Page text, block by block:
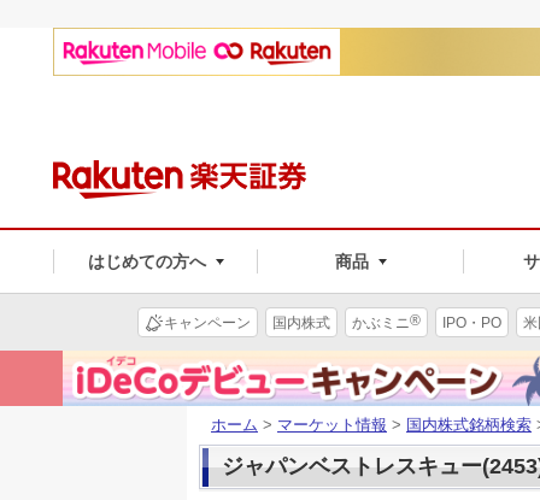
はじめての方へ 商品
キャンペーン 国内株式 かぶミニ® IPO・PO
ホーム > マーケット情報 > 国内株式銘柄検索
ジャパンベストレスキュー